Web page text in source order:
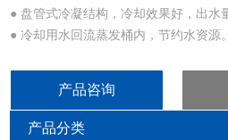
● 盘管式冷凝结构，冷却效果好，出水
● 冷却用水回流蒸发桶内，节约水资源。
● 铜质浸入式加热管热效率高，使用寿
产品咨询
产品分类